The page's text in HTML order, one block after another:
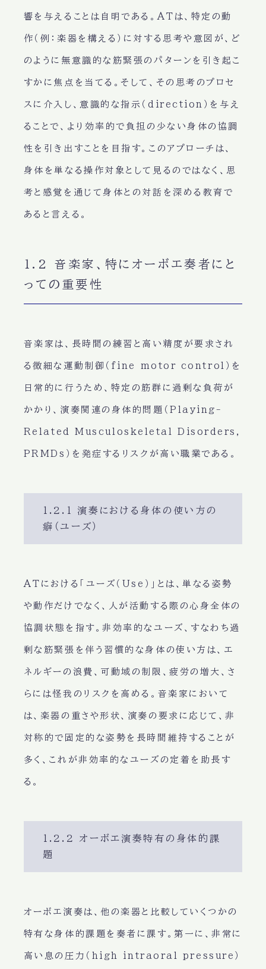
響を与えることは自明である。ATは、特定の動
作（例：楽器を構える）に対する思考や意図が、ど
のように無意識的な筋緊張のパターンを引き起こ
すかに焦点を当てる。そして、その思考のプロセ
スに介入し、意識的な指示（direction）を与え
ることで、より効率的で負担の少ない身体の協調
性を引き出すことを目指す。このアプローチは、
身体を単なる操作対象として見るのではなく、思
考と感覚を通じて身体との対話を深める教育で
あると言える。
1.2 音楽家、特にオーボエ奏者にと
っての重要性
音楽家は、長時間の練習と高い精度が要求され
る微細な運動制御（fine motor control）を
日常的に行うため、特定の筋群に過剰な負荷が
かかり、演奏関連の身体的問題（Playing-
Related Musculoskeletal Disorders,
PRMDs）を発症するリスクが高い職業である。
1.2.1 演奏における身体の使い方の
癖（ユーズ）
ATにおける「ユーズ（Use）」とは、単なる姿勢
や動作だけでなく、人が活動する際の心身全体の
協調状態を指す。非効率的なユーズ、すなわち過
剰な筋緊張を伴う習慣的な身体の使い方は、エ
ネルギーの浪費、可動域の制限、疲労の増大、さ
らには怪我のリスクを高める。音楽家において
は、楽器の重さや形状、演奏の要求に応じて、非
対称的で固定的な姿勢を長時間維持することが
多く、これが非効率的なユーズの定着を助長す
る。
1.2.2 オーボエ演奏特有の身体的課
題
オーボエ演奏は、他の楽器と比較していくつかの
特有な身体的課題を奏者に課す。第一に、非常に
高い息の圧力（high intraoral pressure）